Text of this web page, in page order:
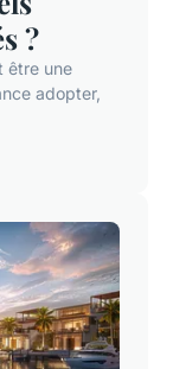
?
être une
adopter,